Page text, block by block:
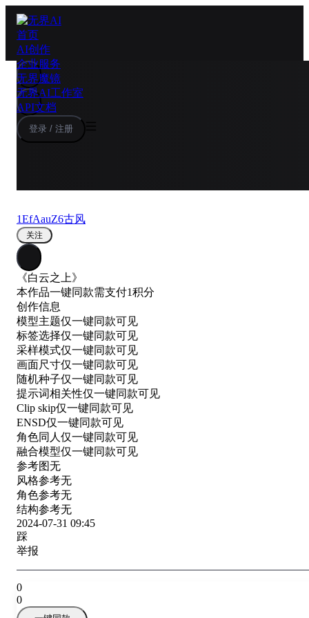
首页
AI创作
企业服务
无界魔镜
无界AI工作室
API文档
登录 / 注册
1EfAauZ6古风
关注
《白云之上》
本作品一键同款需支付1积分
创作信息
模型主题仅一键同款可见
标签选择仅一键同款可见
采样模式仅一键同款可见
画面尺寸仅一键同款可见
随机种子仅一键同款可见
提示词相关性仅一键同款可见
Clip skip仅一键同款可见
ENSD仅一键同款可见
角色同人 仅一键同款可见
融合模型仅一键同款可见
参考图无
风格参考无
角色参考无
结构参考无
2024-07-31 09:45
踩
举报
0
0